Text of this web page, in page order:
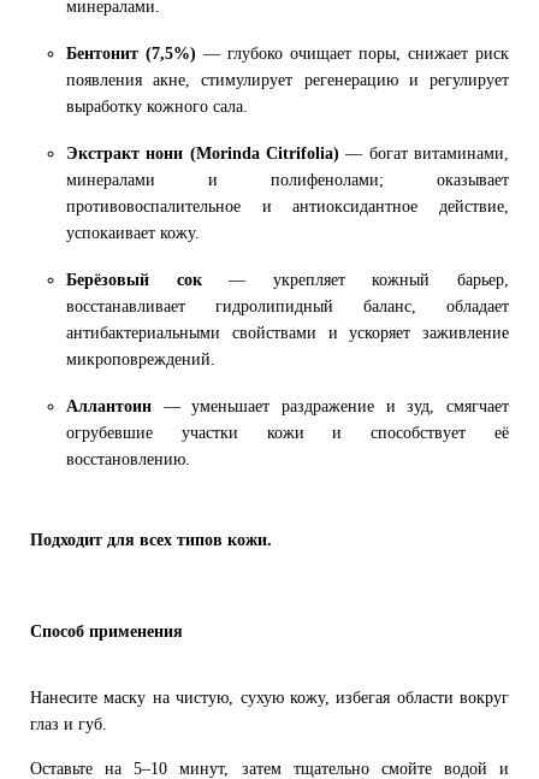
минералами.
Бентонит (7,5%) — глубоко очищает поры, снижает риск
появления акне, стимулирует регенерацию и регулирует
выработку кожного сала.
Экстракт нони (Morinda Citrifolia) — богат витаминами,
минералами и полифенолами; оказывает
противовоспалительное и антиоксидантное действие,
успокаивает кожу.
Берёзовый сок— укрепляет кожный барьер,
восстанавливает гидролипидный баланс, обладает
антибактериальными свойствами и ускоряет заживление
микроповреждений.
Аллантоин — уменьшает раздражение и зуд, смягчает
огрубевшие участки кожи и способствует её
восстановлению.
Подходит для всех типов кожи.
Способ применения
Нанесите маску на чистую, сухую кожу, избегая области вокруг
глаз и губ.
Оставьте на 5–10 минут, затем тщательно смойте водой и